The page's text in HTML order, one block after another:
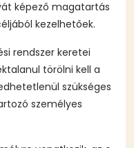
képező magatartás
kezelhetőek.
rendszer keretei
törölni kell a
szükséges
személyes